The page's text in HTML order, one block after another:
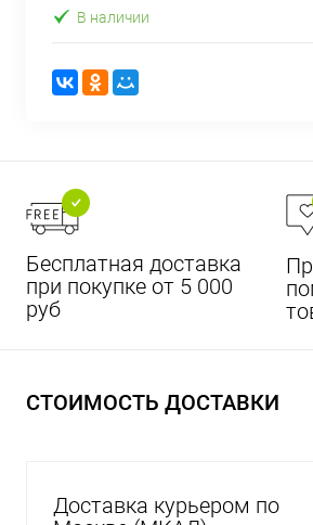
В наличии
Бесплатная доставка
при покупке от 5 000
руб
СТОИМОСТЬ ДОСТАВКИ
Доставка курьером по